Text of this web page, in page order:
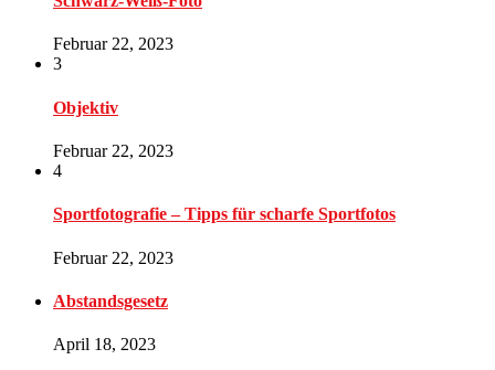
Februar 22, 2023
3
Objektiv
Februar 22, 2023
4
Sportfotografie – Tipps für scharfe Sportfotos
Februar 22, 2023
Abstandsgesetz
April 18, 2023